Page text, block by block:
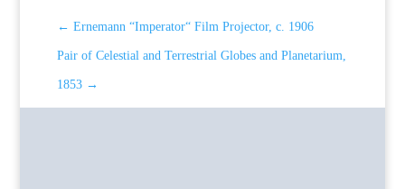
← Ernemann “Imperator“ Film Projector, c. 1906
Pair of Celestial and Terrestrial Globes and Planetarium,
1853 →